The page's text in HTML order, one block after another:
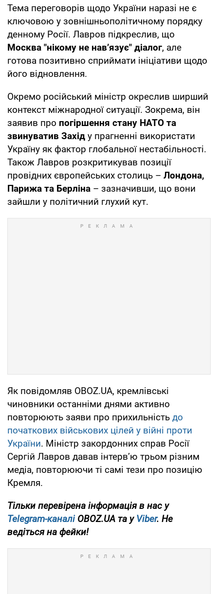
Тема переговорів щодо України наразі не є
ключовою у зовнішньополітичному порядку
денному Росії. Лавров підкреслив, що
Москва "нікому не нав’язує" діалог, але
готова позитивно сприймати ініціативи щодо
його відновлення.
Окремо російський міністр окреслив ширший
контекст міжнародної ситуації. Зокрема, він
заявив про погіршення стану НАТО та
звинуватив Захід у прагненні використати
Україну як фактор глобальної нестабільності.
Також Лавров розкритикував позиції
провідних європейських столиць – Лондона,
Парижа та Берліна – зазначивши, що вони
зайшли у політичний глухий кут.
Як повідомляв OBOZ.UA, кремлівські
чиновники останніми днями активно
повторюють заяви про прихильність до
початкових військових цілей у війні проти
України. Міністр закордонних справ Росії
Сергій Лавров давав інтерв’ю трьом різним
медіа, повторюючи ті самі тези про позицію
Кремля.
Тільки перевірена інформація в нас у
Telegram-каналіOBOZ.UA та уViber. Не
ведіться на фейки!